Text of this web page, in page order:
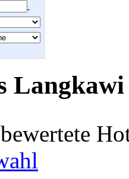
Langkawi